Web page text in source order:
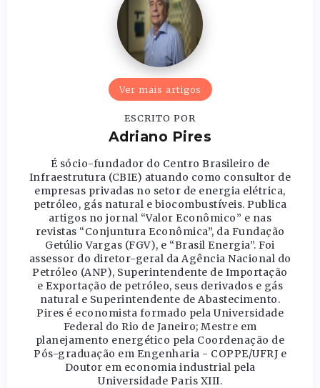
Ver mais artigos
ESCRITO POR
Adriano Pires
É sócio-fundador do Centro Brasileiro de
Infraestrutura (CBIE) atuando como consultor de
empresas privadas no setor de energia elétrica,
petróleo, gás natural e biocombustíveis. Publica
artigos no jornal “Valor Econômico” e nas
revistas “Conjuntura Econômica”, da Fundação
Getúlio Vargas (FGV), e “Brasil Energia”. Foi
assessor do diretor-geral da Agência Nacional do
Petróleo (ANP), Superintendente de Importação
e Exportação de petróleo, seus derivados e gás
natural e Superintendente de Abastecimento.
Pires é economista formado pela Universidade
Federal do Rio de Janeiro; Mestre em
planejamento energético pela Coordenação de
Pós-graduação em Engenharia - COPPE/UFRJ e
Doutor em economia industrial pela
Universidade Paris XIII.